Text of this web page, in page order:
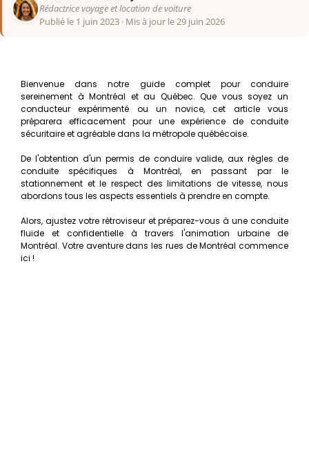
Rédactrice voyage et location de voiture
Publié le 1 juin 2023 · Mis à jour le 29 juin 2026
Bienvenue dans notre guide complet pour conduire
sereinement à Montréal et au Québec. Que vous soyez un
conducteur expérimenté ou un novice, cet article vous
préparera efficacement pour une expérience de conduite
sécuritaire et agréable dans la métropole québécoise.
De l'obtention d'un permis de conduire valide, aux règles de
conduite spécifiques à Montréal, en passant par le
stationnement et le respect des limitations de vitesse, nous
abordons tous les aspects essentiels à prendre en compte.
Alors, ajustez votre rétroviseur et préparez-vous à une conduite
fluide et confidentielle à travers l'animation urbaine de
Montréal. Votre aventure dans les rues de Montréal commence
ici !